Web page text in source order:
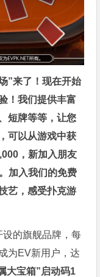
”来了！现在开始
！我们提供丰富
短牌等等，让您
可以从游戏中获
，新加入朋友
加入我们的免费
艺，感受扑克游
设的旗舰品牌，每
为EV新用户，达
大宝箱”启动码1